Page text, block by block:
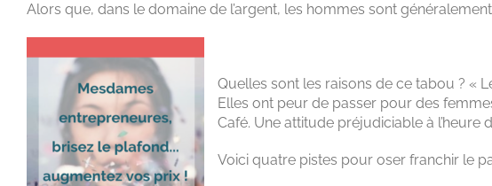
Alors que, dans le domaine de l’argent, les hommes sont
Quelles sont les raisons de ce tabou ? «
Elles ont peur de passer pour des
Café. Une attitude préjudiciable à
Voici quatre pistes pour oser franchir le